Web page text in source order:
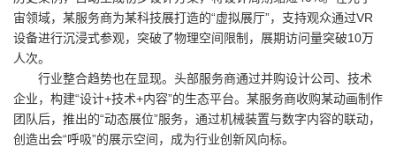
宙领域，某服务商为某科技展打造的“虚拟展厅”，支持观众通过VR
设备进行沉浸式参观，突破了物理空间限制，展期访问量突破10万
人次。
行业整合趋势也在显现。头部服务商通过并购设计公司、技术
企业，构建“设计+技术+内容”的生态平台。某服务商收购某动画制作
团队后，推出的“动态展位”服务，通过机械装置与数字内容的联动，
创造出会“呼吸”的展示空间，成为行业创新风向标。